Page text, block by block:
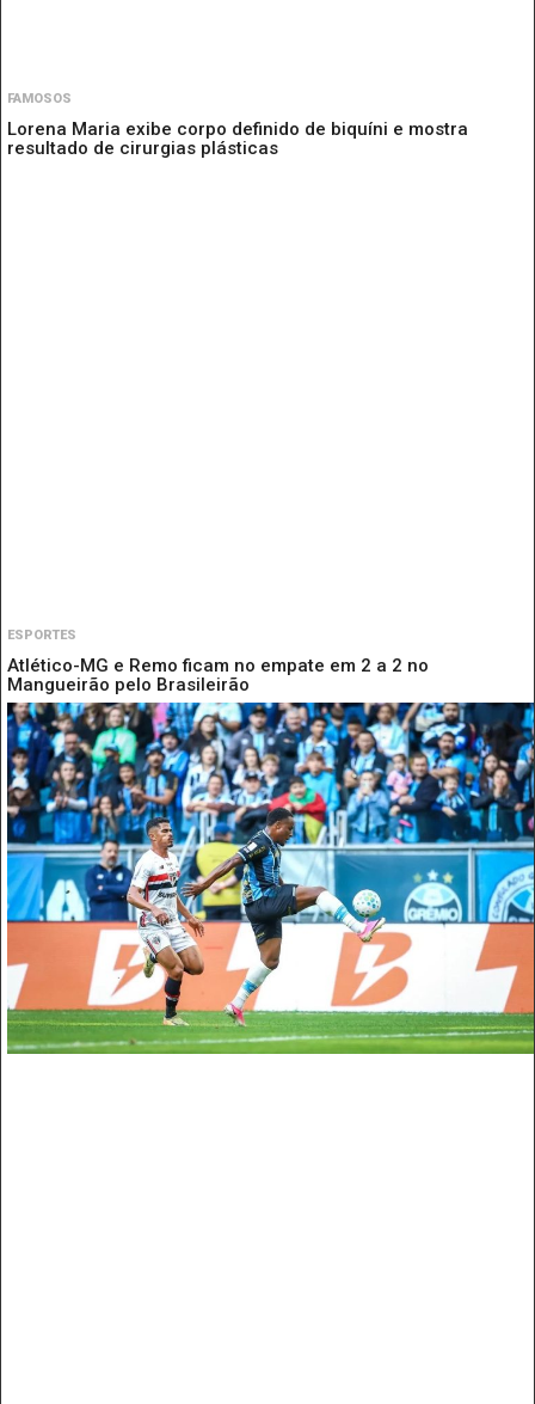
FAMOSOS
Lorena Maria exibe corpo definido de biquíni e mostra
resultado de cirurgias plásticas
ESPORTES
Atlético-MG e Remo ficam no empate em 2 a 2 no
Mangueirão pelo Brasileirão